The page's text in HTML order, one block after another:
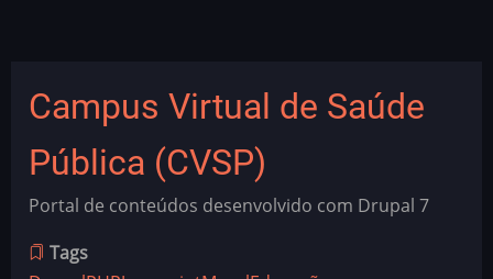
Campus Virtual de Saúde
Pública (CVSP)
Portal de conteúdos desenvolvido com Drupal 7
Tags